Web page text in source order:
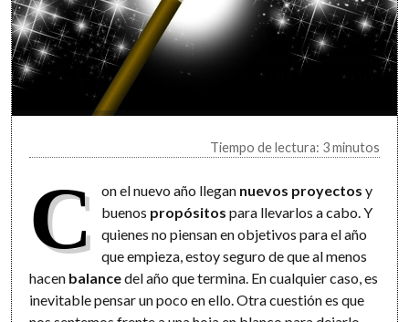
Tiempo de lectura: 3 minutos
C on el nuevo año llegan nuevos proyectos y
buenos propósitos para llevarlos a cabo. Y
quienes no piensan en objetivos para el año
que empieza, estoy seguro de que al menos
hacen balancedel año que termina. En cualquier caso, es
inevitable pensar un poco en ello. Otra cuestión es que